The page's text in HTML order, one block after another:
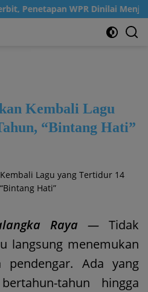
Penetapan WPR Dinilai Menjadi
Kembali Lagu
“Bintang Hati”
Raya — Tidak
langsung menemukan
pendengar. Ada yang
tahun hingga